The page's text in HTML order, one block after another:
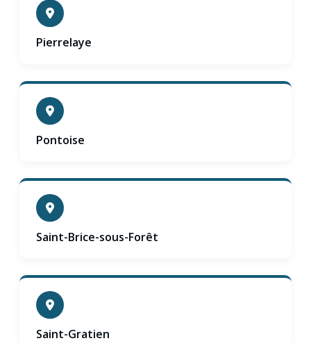
Pierrelaye
Pontoise
Saint-Brice-sous-Forêt
Saint-Gratien